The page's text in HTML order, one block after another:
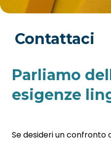
Contattaci
Parliamo
esigenze
Se desideri un